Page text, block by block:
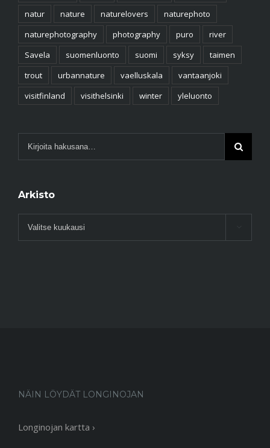
natur
nature naturelovers
naturephoto
naturephotography
photography puro
river
Savela
suomenluonto suomi syksy
taimen
trout
urbannature vaelluskala
vantaanjoki
visitfinland
visithelsinki winter yleluonto
Arkisto
Arkisto
NÄIN LÖYDÄT LONGINOJAN
Longinojan kartta ›